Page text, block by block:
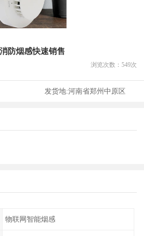
防烟感快速销售
浏览次数： 549次
发货地:河南省郑州中原区
物联网智能烟感